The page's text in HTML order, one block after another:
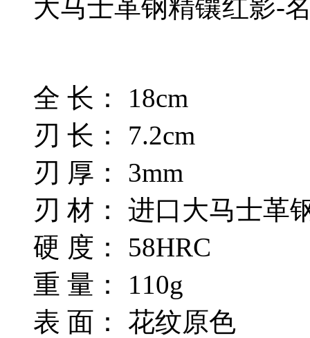
大马士革钢精镶红影-
全 长： 18cm
刃 长： 7.2cm
刃 厚： 3mm
刃 材： 进口大马士革
硬 度： 58HRC
重 量： 110g
表 面： 花纹原色